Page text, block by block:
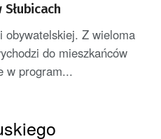
obywatelskiej. Z wieloma
do mieszkańców
w program...